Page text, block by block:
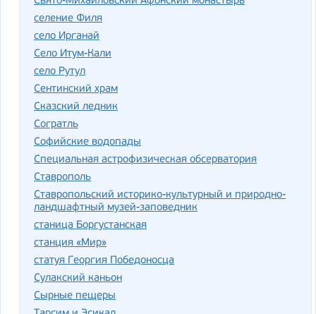
селение Филя
село Ирганай
Село Итум-Кали
село Рутул
Сентинский храм
Сказский ледник
Согратль
Софийские водопады
Специальная астрофизическая обсерватория
Ставрополь
Ставропольский историко-культурный и природно-
ландшафтный музей-заповедник
станица Боргустанская
станция «Мир»
статуя Георгия Победоносца
Сулакский каньон
Сырные пещеры